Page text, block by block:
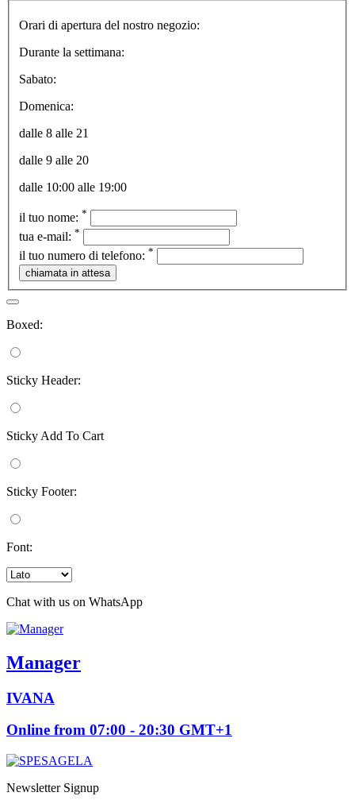
Orari di apertura del nostro negozio:
Durante la settimana:
Sabato:
Domenica:
dalle 8 alle 21
dalle 9 alle 20
dalle 10:00 alle 19:00
il tuo nome: *
tua e-mail: *
il tuo numero di telefono: *
Boxed:
Sticky Header:
Sticky Add To Cart
Sticky Footer:
Font:
Chat with us on WhatsApp
Manager
IVANA
Online from 07:00 - 20:30 GMT+1
Newsletter Signup